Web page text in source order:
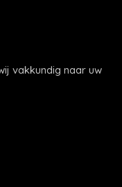
vakkundig naar uw